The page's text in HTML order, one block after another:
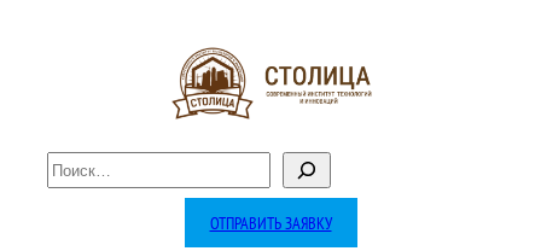
П
о
ОТПРАВИТЬ ЗАЯВКУ